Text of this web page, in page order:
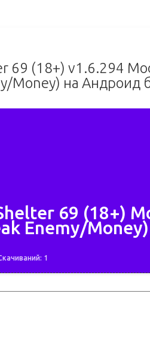
69 (18+) v1.6.294
Money) на Андроид
69 (18+)
Enemy/Money)
1